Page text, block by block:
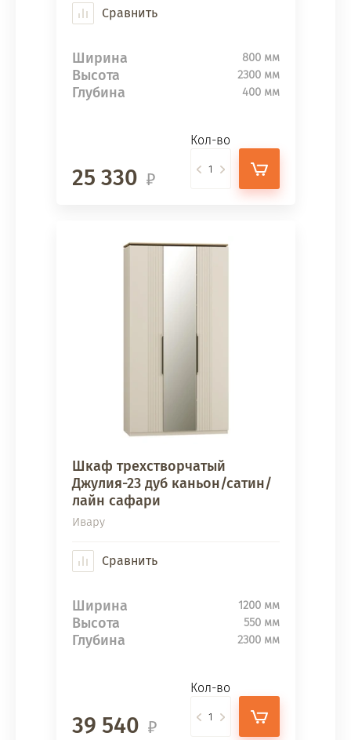
Сравнить
Ширина 800 мм
Высота 2300 мм
Глубина 400 мм
25 330
Кол-во
Шкаф трехстворчатый
Джулия-23 дуб каньон/сатин/
лайн сафари
Ивару
Сравнить
Ширина 1200 мм
Высота 550 мм
Глубина 2300 мм
39 540
Кол-во